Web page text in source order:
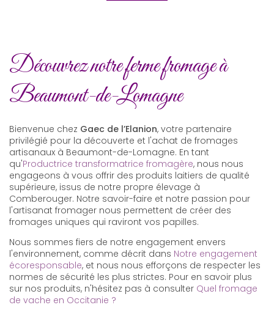
Découvrez notre ferme fromage à
Beaumont-de-Lomagne
Bienvenue chez Gaec de l’Elanion, votre partenaire
privilégié pour la découverte et l'achat de fromages
artisanaux à Beaumont-de-Lomagne. En tant
qu'Productrice transformatrice fromagère, nous nous
engageons à vous offrir des produits laitiers de qualité
supérieure, issus de notre propre élevage à
Comberouger. Notre savoir-faire et notre passion pour
l'artisanat fromager nous permettent de créer des
fromages uniques qui raviront vos papilles.
Nous sommes fiers de notre engagement envers
l'environnement, comme décrit dans Notre engagement
écoresponsable, et nous nous efforçons de respecter les
normes de sécurité les plus strictes. Pour en savoir plus
sur nos produits, n'hésitez pas à consulter Quel fromage
de vache en Occitanie ?